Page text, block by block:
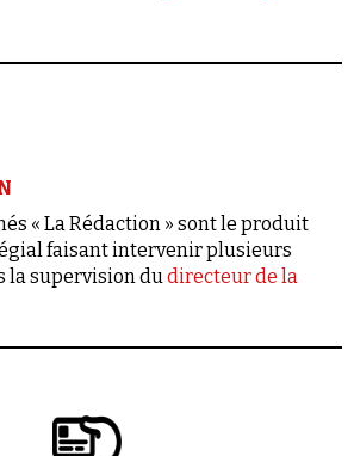
« La Rédaction » sont le produit
faisant intervenir plusieurs
la supervision dudirecteur de la